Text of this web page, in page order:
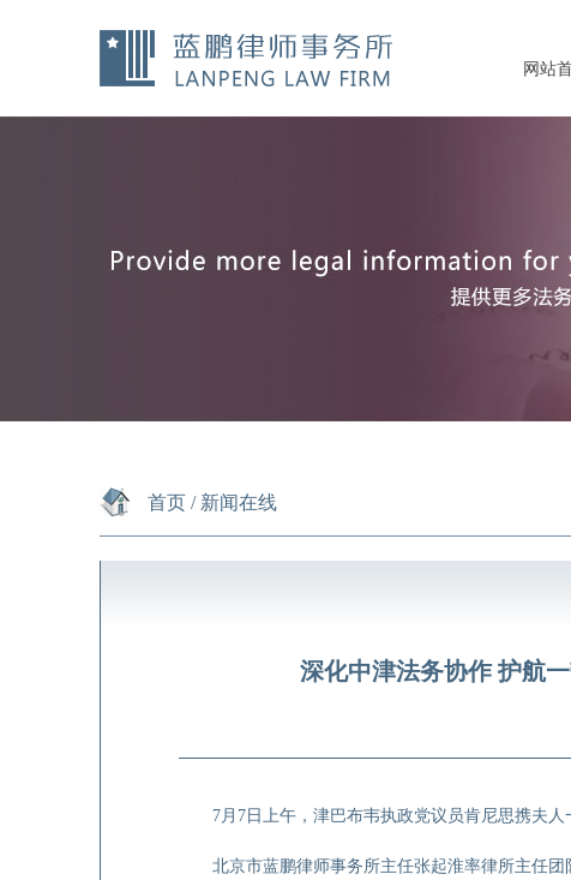
网站
首页 / 新闻在线
深化中津法务协作 护航
7月 7 日上午，津巴布韦执政党议员肯尼思携夫
北京市蓝鹏律师事务所主任张起淮率律所主任